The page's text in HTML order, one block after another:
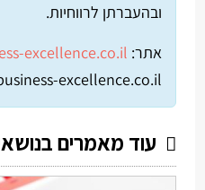
ובהעברתן לרווחיות.
אתר: excellence.co.il
excellence.co.il
עוד מאמרים